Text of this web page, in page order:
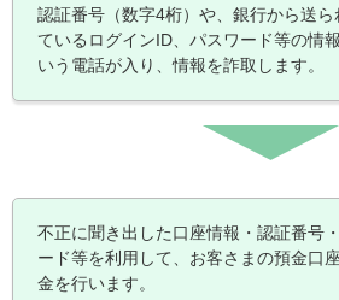
認証番号（数字4桁）や、銀行から送
ているログインID、パスワード等の情
いう電話が入り、情報を詐取します。
不正に聞き出した口座情報・認証番号
ード等を利用して、お客さまの預金口
金を行います。